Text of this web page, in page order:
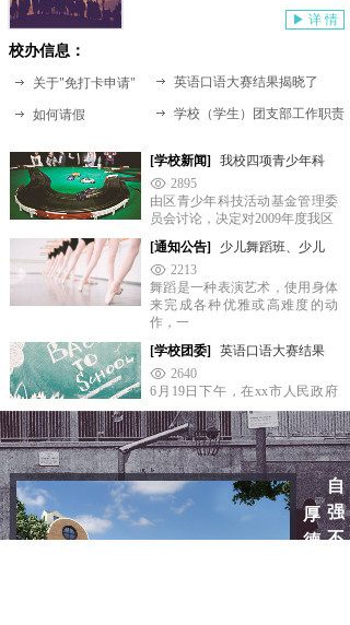
▶ 详 情
校办信息：
英语口语大赛结果揭晓了
学校（学生）团支部工作职责
关于"免打卡申请"
如何请假
[学校新闻]
我校四项青少年科
2895
由区青少年科技活动基金管理委
员会讨论，决定对2009年度我区
[通知公告]
少儿舞蹈班、少儿
2213
舞蹈是一种表演艺术，使用身体
来完成各种优雅或高难度的动
作，一
[学校团委]
英语口语大赛结果
2640
6月19日下午，在xx市人民政府
大会议厅举行了第三届全国青少
自
强
不
厚
德